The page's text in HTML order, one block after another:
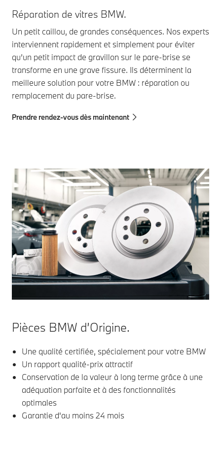
Réparation de vitres BMW.
Un petit caillou, de grandes conséquences. Nos experts
interviennent rapidement et simplement pour éviter
qu’un petit impact de gravillon sur le pare-brise se
transforme en une grave fissure. Ils déterminent la
meilleure solution pour votre BMW : réparation ou
remplacement du pare-brise.
Prendre rendez-vous dès maintenant
Pièces BMW d’Origine.
Une qualité certifiée, spécialement pour votre BMW
Un rapport qualité-prix attractif
Conservation de la valeur à long terme grâce à une
adéquation parfaite et à des fonctionnalités
optimales
Garantie d'au moins 24 mois